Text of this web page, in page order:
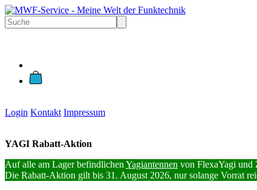
Login Kontakt Impressum
YAGI Rabatt-Aktion
Auf alle am Lager befindlichen Yagiantennen von FlexaYagi und
Die Rabatt-Aktion gilt bis 31. August 2026, nur solange Vorrat